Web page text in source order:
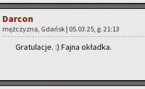
Dar­con
męż­czy­zna, Gdańsk | 05.03.25, g. 21:13
Gra­tu­la­cje. :) Fajna okład­ka.